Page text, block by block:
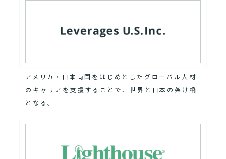
アメリカ・日本両国をはじめとしたグローバル人材
のキャリアを支援することで、世界と日本の架け橋
となる。